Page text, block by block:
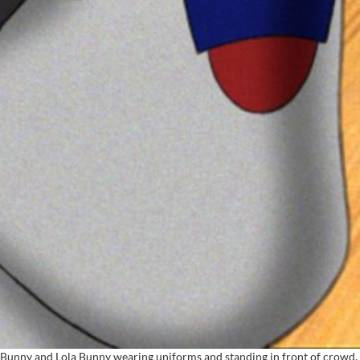
and Lola Bunny wearing uniforms and standing in front of